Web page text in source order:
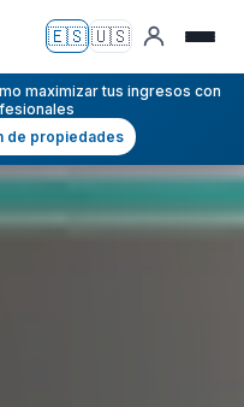
maximizar tus ingresos con
de propiedades
🇪🇸
Español
🇺🇸
English